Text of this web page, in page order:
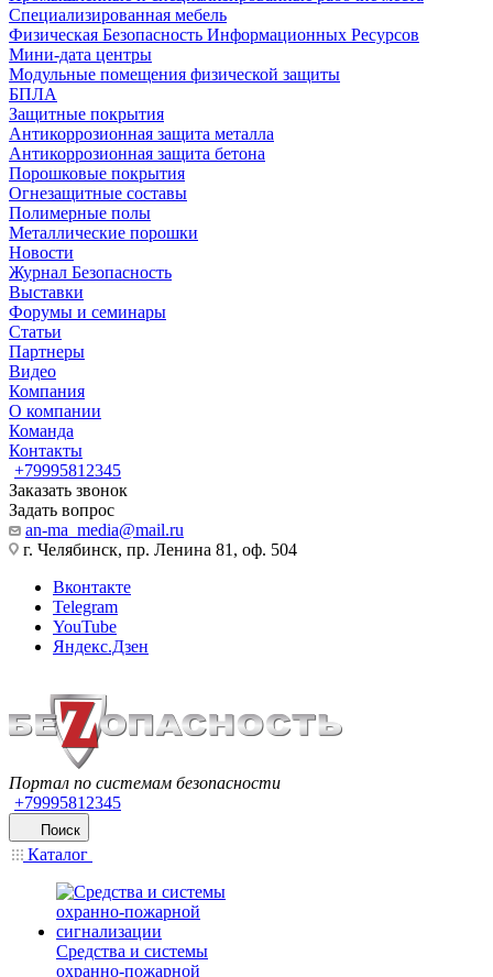
Специализированная мебель
Физическая Безопасность Информационных Ресурсов
Мини-дата центры
Модульные помещения физической защиты
БПЛА
Защитные покрытия
Антикоррозионная защита металла
Антикоррозионная защита бетона
Порошковые покрытия
Огнезащитные составы
Полимерные полы
Металлические порошки
Новости
Журнал Безопасность
Выставки
Форумы и семинары
Статьи
Партнеры
Видео
Компания
О компании
Команда
Контакты
+79995812345
Заказать звонок
Задать вопрос
an-ma_media@mail.ru
г. Челябинск, пр. Ленина 81, оф. 504
Вконтакте
Telegram
YouTube
Яндекс.Дзен
Портал по системам безопасности
+79995812345
Поиск
Каталог
Средства и системы
охранно-пожарной